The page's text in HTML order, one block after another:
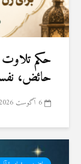
حكم
حائض،
6 آگوست 2026